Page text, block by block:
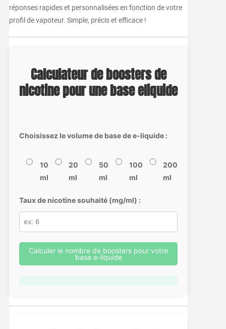
réponses rapides et personnalisées en fonction de votre
profil de vapoteur. Simple, précis et efficace !
Calculateur de boosters de
nicotine pour une base eliquide
Choisissez le volume de base de e-liquide :
10
ml
20
ml
50
ml
100
ml
200
ml
Taux de nicotine souhaité (mg/ml) :
Calculer le nombre de boosters pour votre
base e-liquide